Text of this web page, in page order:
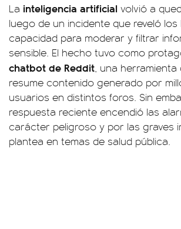
La inteligencia artificial volvió a
luego de un incidente que reveló los
capacidad para moderar y filtrar
sensible. El hecho tuvo como
chatbot de Reddit, una
resume contenido generado por
usuarios en distintos foros. Sin
respuesta reciente encendió las
carácter peligroso y por las graves
plantea en temas de salud pública.